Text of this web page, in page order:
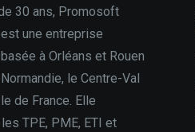
30 ans, Promosoft
une entreprise
à Orléans et Rouen
le Centre-Val
de France. Elle
TPE, PME, ETI et